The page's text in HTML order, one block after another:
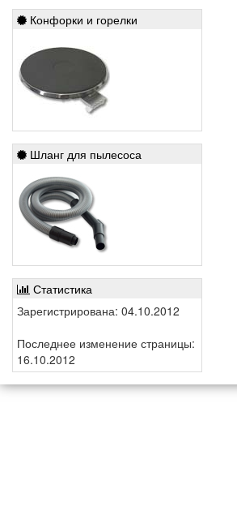
Конфорки и горелки
Шланг для пылесоса
Статистика
Зарегистрирована: 04.10.2012
Последнее изменение страницы:
16.10.2012